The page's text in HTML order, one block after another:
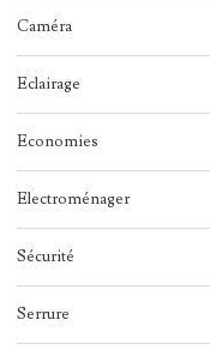
Caméra
Eclairage
Economies
Electroménager
Sécurité
Serrure